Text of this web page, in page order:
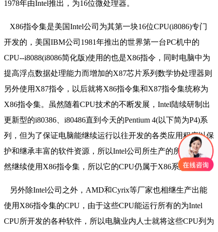
1978年由Intel推出，为16位微处理器。
X86指令集是美国Intel公司为其第一块16位CPU(i8086)专门
开发的，美国IBM公司1981年推出的世界第一台PC机中的
CPU--i8088(i8086简化版)使用的也是X86指令，同时电脑中为
提高浮点数据处理能力而增加的X87芯片系列数学协处理器则
另外使用X87指令，以后就将X86指令集和X87指令集统称为
X86指令集。虽然随着CPU技术的不断发展，Intel陆续研制出
更新型的i80386、i80486直到今天的Pentium 4(以下简为P4)系
列，但为了保证电脑能继续运行以往开发的各类应用程序以保
护和继承丰富的软件资源，所以Intel公司所生产的所有CPU仍
然继续使用X86指令集，所以它的CPU仍属于X86系列。
另外除Intel公司之外，AMD和Cyrix等厂家也相继生产出能
使用X86指令集的CPU，由于这些CPU能运行所有的为Intel
CPU所开发的各种软件，所以电脑业内人士就将这些CPU列为